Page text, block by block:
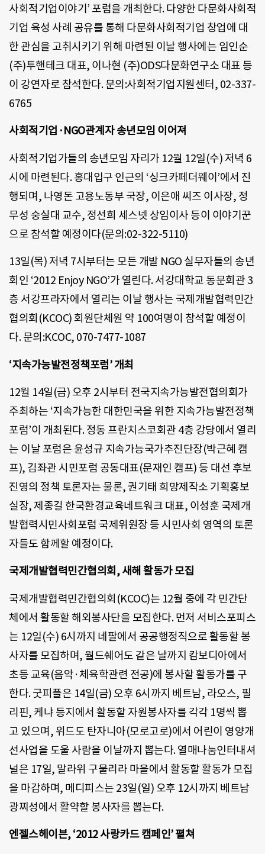
사회적기업이야기’ 포럼을 개최한다. 다양한 다문화사회적
기업 육성 사례 공유를 통해 다문화사회적기업 창업에 대
한 관심을 고취시키기 위해 마련된 이날 행사에는 임인순
(주)투핸테크 대표, 이나현 (주)ODS다문화연구소 대표 등
이 강연자로 참석한다. 문의:사회적기업지원센터, 02-337-
6765
사회적기업·NGO관계자 송년모임 이어져
사회적기업가들의 송년모임 자리가 12월 12일(수) 저녁 6
시에 마련된다. 홍대입구 인근의 ‘싱크카페더웨이’에서 진
행되며, 나영돈 고용노동부 국장, 이은애 씨즈 이사장, 정
무성 숭실대 교수, 정선희 세스넷 상임이사 등이 이야기꾼
으로 참석할 예정이다(문의:02-322-5110)
13일(목) 저녁 7시부터는 모든 개발 NGO 실무자들의 송년
회인 ‘2012 Enjoy NGO’가 열린다. 서강대학교 동문회관 3
층 서강프라자에서 열리는 이날 행사는 국제개발협력민간
협의회(KCOC) 회원단체원 약 100여명이 참석할 예정이
다. 문의:KCOC, 070-7477-1087
‘지속가능발전정책포럼’ 개최
12월 14일(금) 오후 2시부터 전국지속가능발전협의회가
주최하는 ‘지속가능한 대한민국을 위한 지속가능발전정책
포럼’이 개최된다. 정동 프란치스코회관 4층 강당에서 열리
는 이날 포럼은 윤성규 지속가능국가추진단장(박근혜 캠
프), 김좌관 시민포럼 공동대표(문재인 캠프) 등 대선 후보
진영의 정책 토론자는 물론, 권기태 희망제작소 기획홍보
실장, 제종길 한국환경교육네트워크 대표, 이성훈 국제개
발협력시민사회포럼 국제위원장 등 시민사회 영역의 토론
자들도 함께할 예정이다.
국제개발협력민간협의회, 새해 활동가 모집
국제개발협력민간협의회(KCOC)는 12월 중에 각 민간단
체에서 활동할 해외봉사단을 모집한다. 먼저 서비스포피스
는 12일(수) 6시까지 네팔에서 공공행정직으로 활동할 봉
사자를 모집하며, 월드쉐어도 같은 날까지 캄보디아에서
초등 교육(음악·체육학관련 전공)에 봉사할 활동가를 구
한다. 굿피플은 14일(금) 오후 6시까지 베트남, 라오스, 필
리핀, 케냐 등지에서 활동할 자원봉사자를 각각 1명씩 뽑
고 있으며, 위드도 탄자니아(모로고로)에서 어린이 영양개
선사업을 도울 사람을 이날까지 뽑는다. 열매나눔인터내셔
널은 17일, 말라위 구물리라 마을에서 활동할 활동가 모집
을 마감하며, 메디피스는 23일(일) 오후 12시까지 베트남
광찌성에서 활약할 봉사자를 뽑는다.
엔젤스헤이븐, ‘2012 사랑카드 캠페인’ 펼쳐